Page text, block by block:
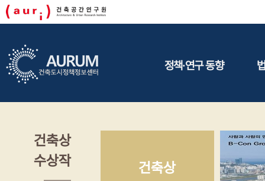
정책·연구 동향
연구동향
건축상
수상작
건축상